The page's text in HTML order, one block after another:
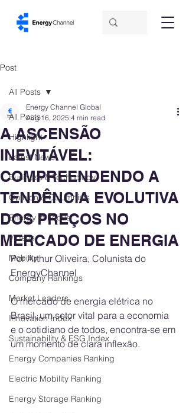
Post
All Posts
Highlight
Latest News
Business & Technology
Opinion & Columnists
Energy in Focus
Videos
Mobility
Company Rankings
Market Leaders
Innovation Index
Sustainability & ESG Index
Energy Companies Ranking
Electric Mobility Ranking
Energy Storage Ranking
All Posts
A ASCENSÃO
INEVITÁVEL:
COMPREENDENDO A
TENDÊNCIA EVOLUTIVA
DOS PREÇOS NO
MERCADO DE ENERGIA
Energy Channel Global
Aug 16, 2025 4 min read
Por Arthur Oliveira, Colunista do
EnergyChannel
O mercado de energia elétrica no
Brasil, um setor vital para a economia
e o cotidiano de todos, encontra-se em
um momento de clara inflexão.